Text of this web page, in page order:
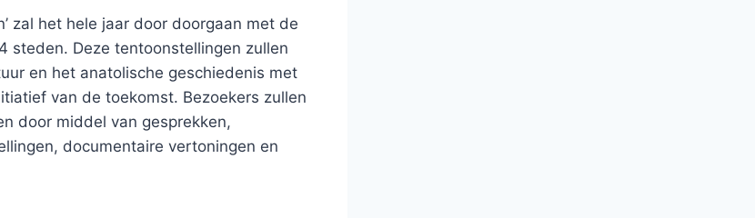
zal het hele jaar door doorgaan met de
steden. Deze tentoonstellingen zullen
en het anatolische geschiedenis met
van de toekomst. Bezoekers zullen
door middel van gesprekken,
documentaire vertoningen en